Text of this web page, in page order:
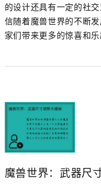
的设计还具有一定的社
信随着魔兽世界的不断
家们带来更多的惊喜和乐
魔兽世界：武器尺